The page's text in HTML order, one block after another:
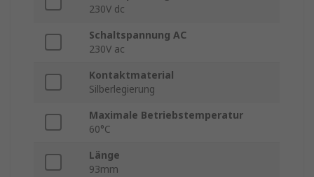
230V dc
Schaltspannung AC
230V ac
Kontaktmaterial
Silberlegierung
Maximale Betriebstemperatur
60°C
Länge
93mm